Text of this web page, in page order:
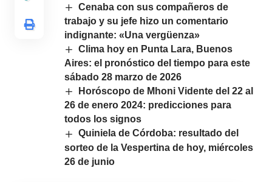
Cenaba con sus compañeros de
trabajo y su jefe hizo un comentario
indignante: «Una vergüenza»
Clima hoy en Punta Lara, Buenos
Aires: el pronóstico del tiempo para este
sábado 28 marzo de 2026
Horóscopo de Mhoni Vidente del 22 al
26 de enero 2024: predicciones para
todos los signos
Quiniela de Córdoba: resultado del
sorteo de la Vespertina de hoy, miércoles
26 de junio